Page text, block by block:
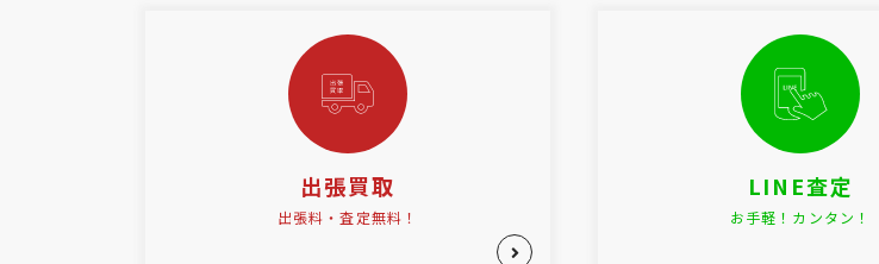
出張買取
出張料・査定無料！
LINE査定
お手軽！カンタン！